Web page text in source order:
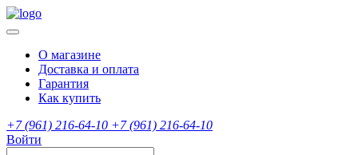
О магазине
Доставка и оплата
Гарантия
Как купить
+7 (961) 216-64-10 +7 (961) 216-64-10
Войти